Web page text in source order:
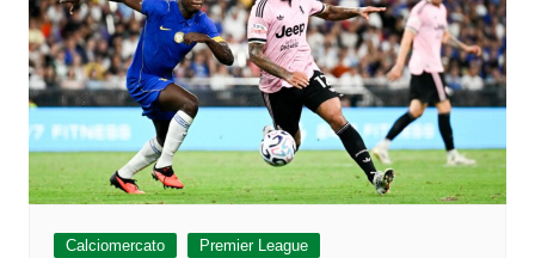
Calciomercato Premier League